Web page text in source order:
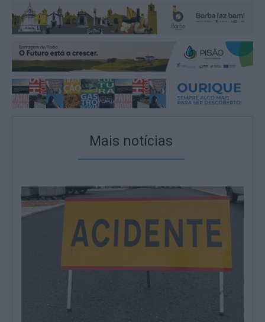
Mais notícias